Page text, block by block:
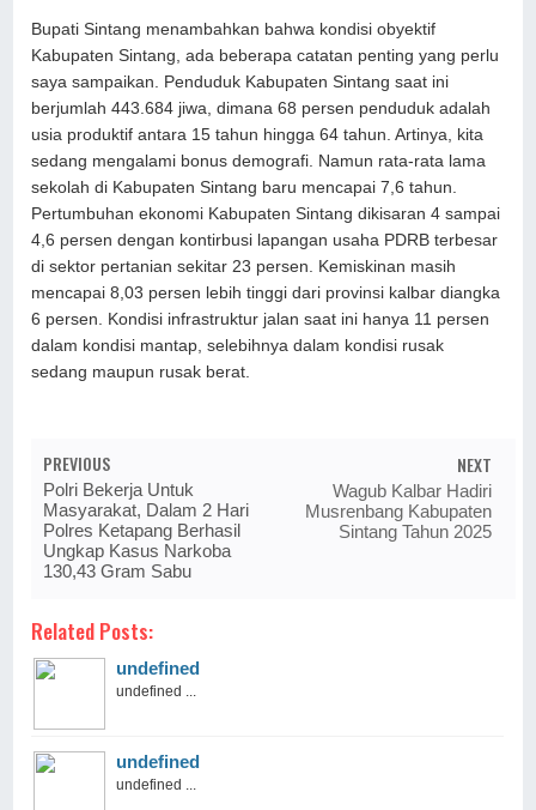
Bupati Sintang menambahkan bahwa kondisi obyektif
Kabupaten Sintang, ada beberapa catatan penting yang perlu
saya sampaikan. Penduduk Kabupaten Sintang saat ini
berjumlah 443.684 jiwa, dimana 68 persen penduduk adalah
usia produktif antara 15 tahun hingga 64 tahun. Artinya, kita
sedang mengalami bonus demografi. Namun rata-rata lama
sekolah di Kabupaten Sintang baru mencapai 7,6 tahun.
Pertumbuhan ekonomi Kabupaten Sintang dikisaran 4 sampai
4,6 persen dengan kontirbusi lapangan usaha PDRB terbesar
di sektor pertanian sekitar 23 persen. Kemiskinan masih
mencapai 8,03 persen lebih tinggi dari provinsi kalbar diangka
6 persen. Kondisi infrastruktur jalan saat ini hanya 11 persen
dalam kondisi mantap, selebihnya dalam kondisi rusak
sedang maupun rusak berat.
PREVIOUS
Polri Bekerja Untuk
Masyarakat, Dalam 2 Hari
Polres Ketapang Berhasil
Ungkap Kasus Narkoba
130,43 Gram Sabu
NEXT
Wagub Kalbar Hadiri
Musrenbang Kabupaten
Sintang Tahun 2025
Related Posts:
undefined
undefined ...
undefined
undefined ...